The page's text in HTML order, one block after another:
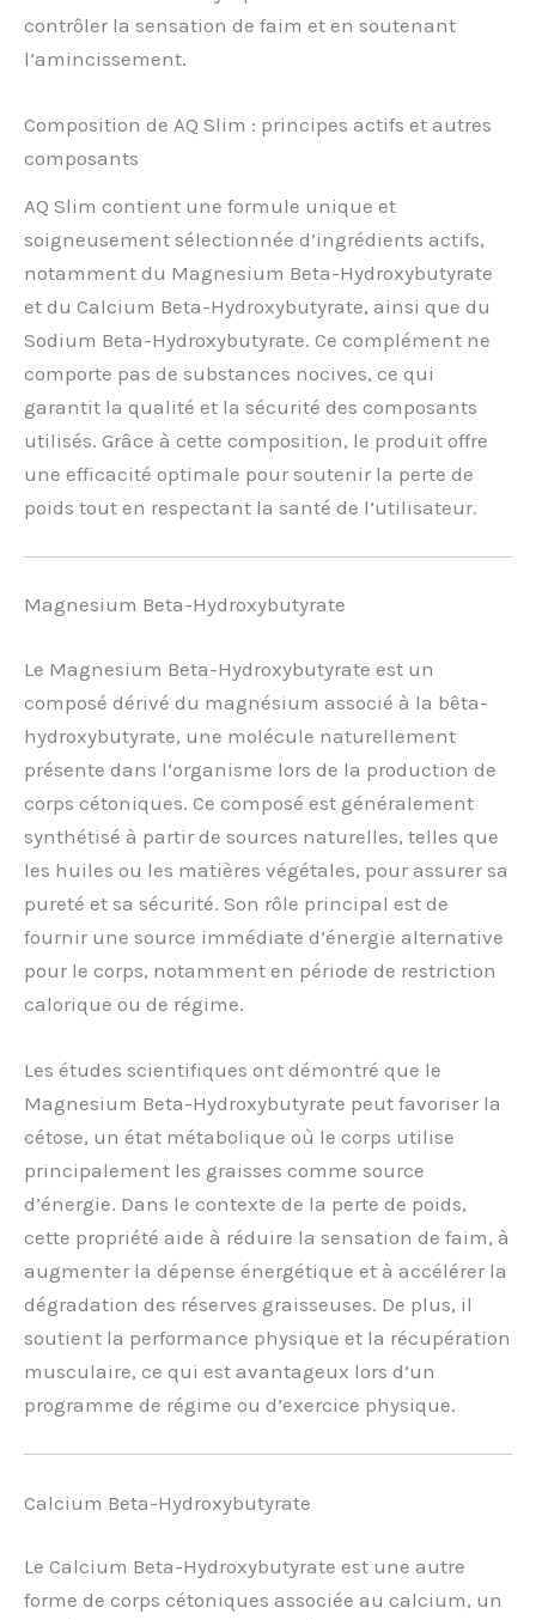
contrôler la sensation de faim et en soutenant
l’amincissement.
Composition de AQ Slim : principes actifs et autres
composants
AQ Slim contient une formule unique et
soigneusement sélectionnée d’ingrédients actifs,
notamment du Magnesium Beta-Hydroxybutyrate
et du Calcium Beta-Hydroxybutyrate, ainsi que du
Sodium Beta-Hydroxybutyrate. Ce complément ne
comporte pas de substances nocives, ce qui
garantit la qualité et la sécurité des composants
utilisés. Grâce à cette composition, le produit offre
une efficacité optimale pour soutenir la perte de
poids tout en respectant la santé de l’utilisateur.
Magnesium Beta-Hydroxybutyrate
Le Magnesium Beta-Hydroxybutyrate est un
composé dérivé du magnésium associé à la bêta-
hydroxybutyrate, une molécule naturellement
présente dans l’organisme lors de la production de
corps cétoniques. Ce composé est généralement
synthétisé à partir de sources naturelles, telles que
les huiles ou les matières végétales, pour assurer sa
pureté et sa sécurité. Son rôle principal est de
fournir une source immédiate d’énergie alternative
pour le corps, notamment en période de restriction
calorique ou de régime.
Les études scientifiques ont démontré que le
Magnesium Beta-Hydroxybutyrate peut favoriser la
cétose, un état métabolique où le corps utilise
principalement les graisses comme source
d’énergie. Dans le contexte de la perte de poids,
cette propriété aide à réduire la sensation de faim, à
augmenter la dépense énergétique et à accélérer la
dégradation des réserves graisseuses. De plus, il
soutient la performance physique et la récupération
musculaire, ce qui est avantageux lors d’un
programme de régime ou d’exercice physique.
Calcium Beta-Hydroxybutyrate
Le Calcium Beta-Hydroxybutyrate est une autre
forme de corps cétoniques associée au calcium, un